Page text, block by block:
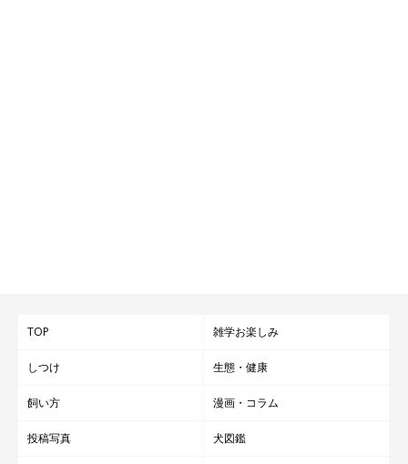
TOP 雑学お楽しみ
しつけ 生態・健康
飼い方 漫画・コラム
投稿写真 犬図鑑